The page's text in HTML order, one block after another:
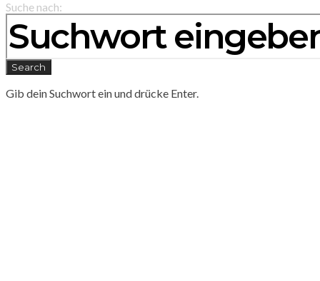
Suche nach:
Search
Gib dein Suchwort ein und drücke Enter.